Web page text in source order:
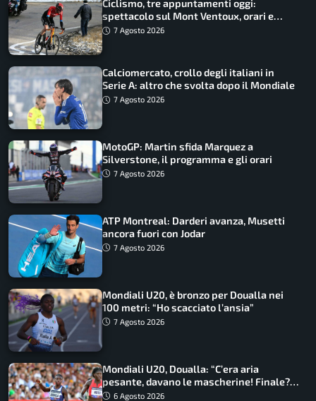
Ciclismo, tre appuntamenti oggi:
spettacolo sul Mont Ventoux, orari e
come vederli
7 Agosto 2026
Calciomercato, crollo degli italiani in
Serie A: altro che svolta dopo il Mondiale
7 Agosto 2026
MotoGP: Martin sfida Marquez a
Silverstone, il programma e gli orari
7 Agosto 2026
ATP Montreal: Darderi avanza, Musetti
ancora fuori con Jodar
7 Agosto 2026
Mondiali U20, è bronzo per Doualla nei
100 metri: “Ho scacciato l’ansia”
7 Agosto 2026
Mondiali U20, Doualla: “C’era aria
pesante, davano le mascherine! Finale?
Non ho nulla da perdere”
6 Agosto 2026